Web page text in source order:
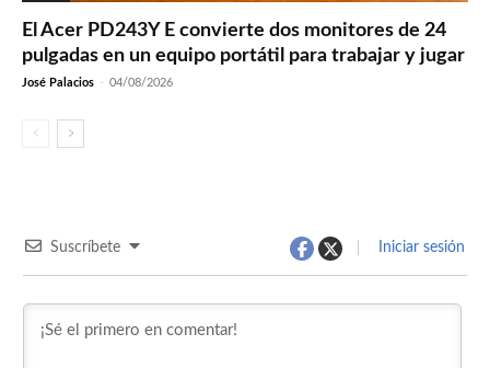
El Acer PD243Y E convierte dos monitores de 24
pulgadas en un equipo portátil para trabajar y jugar
José Palacios - 04/08/2026
Suscríbete Iniciar sesión